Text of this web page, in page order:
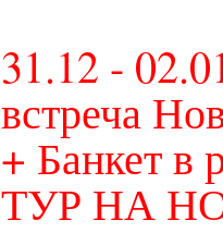
31.12 -
встреча
+ Банкет в
ТУР НА